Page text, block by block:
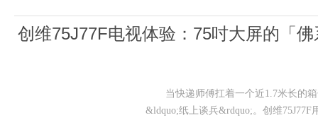
创维75J77F电视体验：75吋大屏的「
当快递师傅扛着一个近1.7米长的箱
&ldquo;纸上谈兵&rdquo;。创维75J77F